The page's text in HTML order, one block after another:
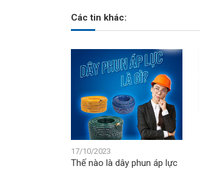
Các tin khác:
17/10/2023
Thế nào là dây phun áp lực